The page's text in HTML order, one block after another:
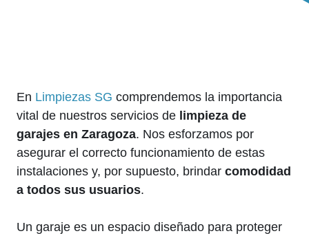
En Limpiezas SG comprendemos la importancia
vital de nuestros servicios de limpieza de
garajes en Zaragoza. Nos esforzamos por
asegurar el correcto funcionamiento de estas
instalaciones y, por supuesto, brindar comodidad
a todos sus usuarios.
Un garaje es un espacio diseñado para proteger